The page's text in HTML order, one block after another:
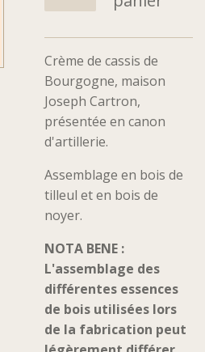
Crème de cassis de
Bourgogne, maison
Joseph Cartron,
présentée en canon
d'artillerie.
Assemblage en bois de
tilleul et en bois de
noyer.
NOTA BENE :
L'assemblage des
différentes essences
de bois utilisées lors
de la fabrication peut